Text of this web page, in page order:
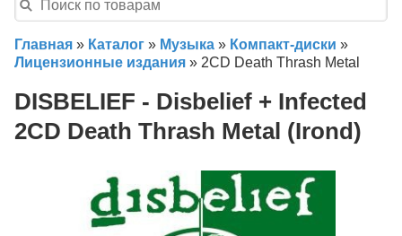
Главная » Каталог » Музыка » Компакт-диски »
Лицензионные издания » 2CD Death Thrash Metal
DISBELIEF - Disbelief + Infected
2CD Death Thrash Metal (Irond)